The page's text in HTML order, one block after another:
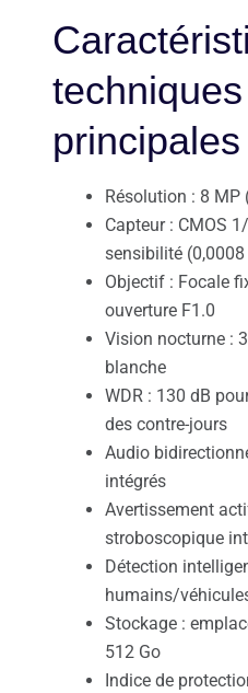
techniques
principales
Résolution : 8 MP
Capteur : CMOS
sensibilité
Objectif : Focale
ouverture F1.0
Vision nocturne :
blanche
WDR : 130 dB
des contre-jours
Audio
intégrés
Avertissement
stroboscopique
Détection
humains/
Stockage :
512 Go
Indice de